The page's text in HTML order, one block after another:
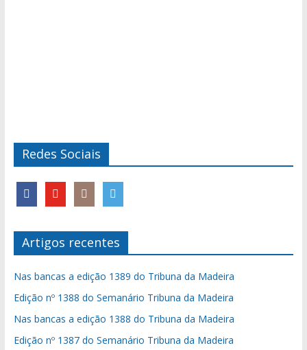
Redes Sociais
Artigos recentes
Nas bancas a edição 1389 do Tribuna da Madeira
Edição nº 1388 do Semanário Tribuna da Madeira
Nas bancas a edição 1388 do Tribuna da Madeira
Edição nº 1387 do Semanário Tribuna da Madeira